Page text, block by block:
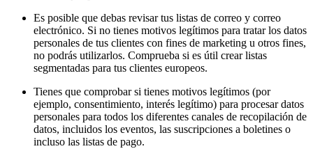
Es posible que debas revisar tus listas de correo y correo
electrónico. Si no tienes motivos legítimos para tratar los datos
personales de tus clientes con fines de marketing u otros fines,
no podrás utilizarlos. Comprueba si es útil crear listas
segmentadas para tus clientes europeos.
Tienes que comprobar si tienes motivos legítimos (por
ejemplo, consentimiento, interés legítimo) para procesar datos
personales para todos los diferentes canales de recopilación de
datos, incluidos los eventos, las suscripciones a boletines o
incluso las listas de pago.